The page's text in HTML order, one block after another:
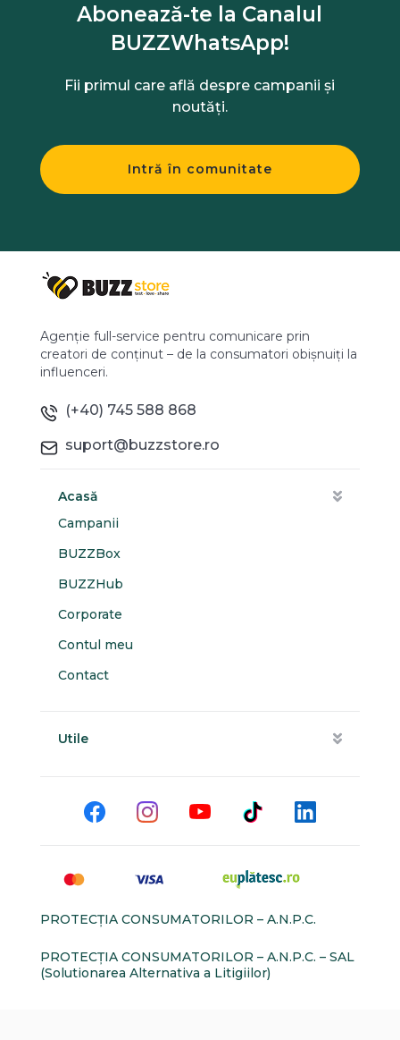
Abonează-te la Canalul
BUZZWhatsApp!
Fii primul care află despre campanii și
noutăți.
Intră în comunitate
Agenție full-service pentru comunicare prin
creatori de conținut – de la consumatori obișnuiți la
influenceri.
(+40) 745 588 868
suport@buzzstore.ro
Acasă
Campanii
BUZZBox
BUZZHub
Corporate
Contul meu
Contact
Utile
PROTECŢIA CONSUMATORILOR – A.N.P.C.
PROTECŢIA CONSUMATORILOR – A.N.P.C. – SAL
(Solutionarea Alternativa a Litigiilor)